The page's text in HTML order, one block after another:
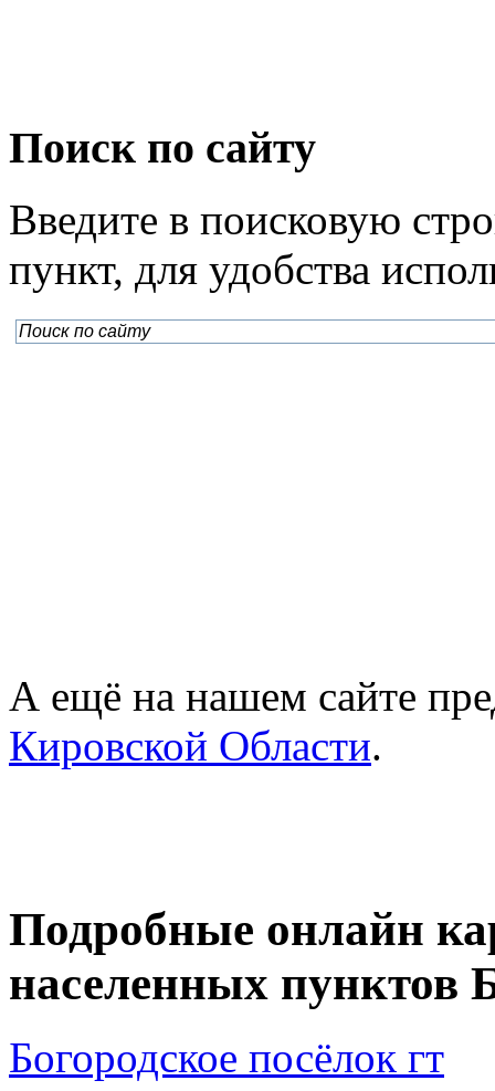
Поиск по сайту
Введите в поисковую
пункт, для удобства
А ещё на нашем сайте
Кировской Области.
Подробные онлайн
населенных пунктов
Богородское посёлок гт